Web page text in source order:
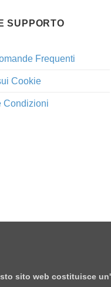
SUPPORTO
Frequenti
Cookie
Condizioni
sito web costituisce